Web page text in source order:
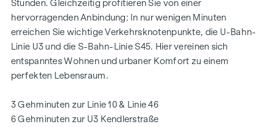
Natur auf urbanes Wohnen und schafft eine
außergewöhnliche Lebensqualität.
Die Gemeinschaftsplätze mit Bänken und Tischen laden
zum entspannten Ver-weilen ein und bieten einen
naturnahen Treffpunkt für alle Generationen. Ein
einladender Kinderspielbereich bietet unbeschwerte
Wohnanlage, sodass die Kinder sorgenfrei und sicher
spielen können. Bei der Planung wurde besonderer Wert auf
Stunden. Gleichzeitig profitieren Sie von einer
hervorragenden Anbindung: In nur wenigen Minuten
erreichen Sie wichtige Verkehrsknotenpunkte, die U-Bahn-
Linie U3 und die S-Bahn-Linie S45. Hier vereinen sich
entspanntes Wohnen und urbaner Komfort zu einem
perfekten Lebensraum.
3 Gehminuten zur Linie 10 & Linie 46
6 Gehminuten zur U3 Kendlerstraße